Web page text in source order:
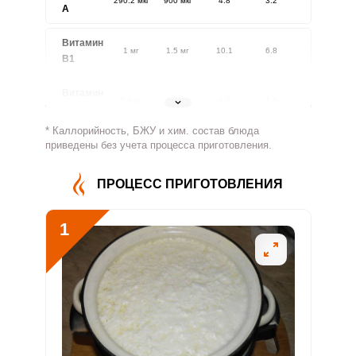
A
Витамин
В1
1 мг 1.5 мг 10.1 6.8
1.8 мг
Витамин
526 мг 500 мг 15.7 10.5
Витамин
В5
Витамин
В6
1.1 мг 2 мг 5.7
Витамин
В9
194.8 мкг 400 мкг 4.9
Витамин
0.6 мкг 3 мкг 2.9 1.9
* Каллорийность, БЖУ и хим. состав блюда
приведены без учета процесса приготовления.
ПРОЦЕСС ПРИГОТОВЛЕНИЯ
1